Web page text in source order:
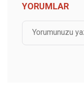
YORUMLAR